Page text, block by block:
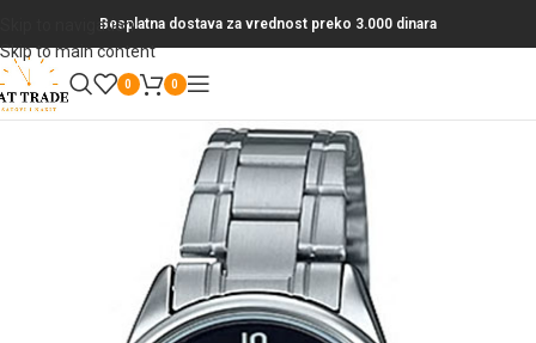
Skip to navigation
Skip to main content
Besplatna dostava za vrednost preko 3.000 dinara
0 0